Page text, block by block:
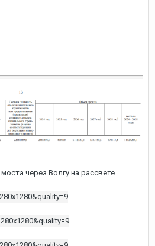
через Волгу на рассвете